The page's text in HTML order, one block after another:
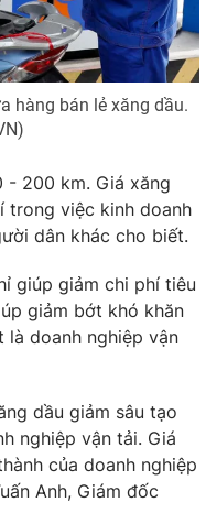
video
sản
lòng Việt
hàng bán lẻ xăng dầu.
- 200 km. Giá xăng
trong việc kinh doanh
dân khác cho biết.
giúp giảm chi phí tiêu
giảm bớt khó khăn
là doanh nghiệp vận
dầu giảm sâu tạo
nghiệp vận tải. Giá
của doanh nghiệp
Anh, Giám đốc